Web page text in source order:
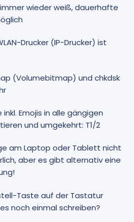
wieder weiß, dauerhafte
Drucker (IP-Drucker) ist
(Volumebitmap) und chkdsk
inkl. Emojis in alle gängigen
und umgekehrt: T1/2
am Laptop oder Tablett nicht
aber es gibt alternativ eine
Taste auf der Tastatur
noch einmal schreiben?